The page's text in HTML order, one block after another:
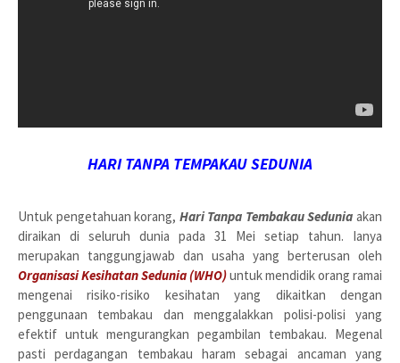
HARI TANPA TEMPAKAU SEDUNIA
Untuk pengetahuan korang, Hari Tanpa Tembakau Sedunia akan
diraikan di seluruh dunia pada 31 Mei setiap tahun. Ianya
merupakan tanggungjawab dan usaha yang berterusan oleh
Organisasi Kesihatan Sedunia (WHO)untuk mendidik orang ramai
mengenai risiko-risiko kesihatan yang dikaitkan dengan
penggunaan tembakau dan menggalakkan polisi-polisi yang
efektif untuk mengurangkan pegambilan tembakau. Megenal
pasti perdagangan tembakau haram sebagai ancaman yang